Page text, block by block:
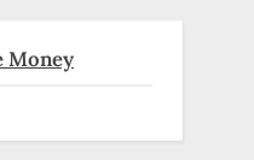
Money